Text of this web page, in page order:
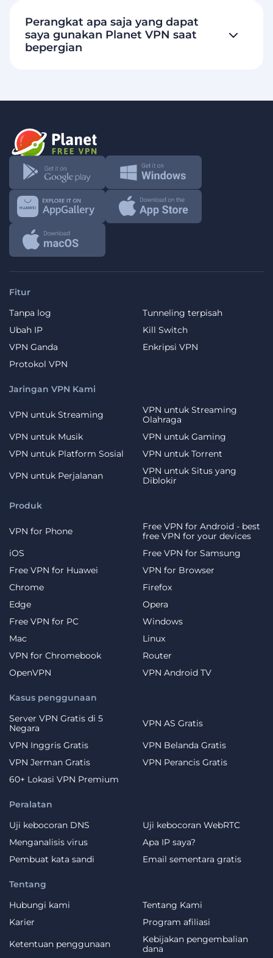
Perangkat apa saja yang dapat
saya gunakan Planet VPN saat
bepergian
Fitur
Tanpa log
Tunneling terpisah
Ubah IP
Kill Switch
VPN Ganda
Enkripsi VPN
Protokol VPN
Produk
VPN for Phone
Free VPN for Android - best
free VPN for your devices
iOS
Free VPN for Samsung
Free VPN for Huawei
VPN for Browser
Chrome
Firefox
Edge
Opera
Free VPN for PC
Windows
Mac
Linux
VPN for Chromebook
Router
OpenVPN
VPN Android TV
Kasus penggunaan
Server VPN Gratis di 5
Negara
VPN AS Gratis
VPN Inggris Gratis
VPN Belanda Gratis
VPN Jerman Gratis
VPN Perancis Gratis
60+ Lokasi VPN Premium
Tentang
Hubungi kami
Tentang Kami
Karier
Program afiliasi
Ketentuan penggunaan
Kebijakan pengembalian
dana
Jaringan VPN Kami
VPN untuk Streaming
VPN untuk Streaming
Olahraga
VPN untuk Musik
VPN untuk Gaming
VPN untuk Platform Sosial
VPN untuk Torrent
VPN untuk Perjalanan
VPN untuk Situs yang
Diblokir
Peralatan
Uji kebocoran DNS
Uji kebocoran WebRTC
Menganalisis virus
Apa IP saya?
Pembuat kata sandi
Email sementara gratis